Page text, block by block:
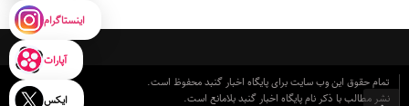
تمام حقوق این وب سایت برای پایگاه اخبار گنبد محفوظ است.
نشر مطالب با ذکر نام پایگاه اخبار گنبد بلامانع است.
اینستاگرام
آپارات
ایکس